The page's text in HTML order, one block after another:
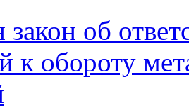
об
к обороту